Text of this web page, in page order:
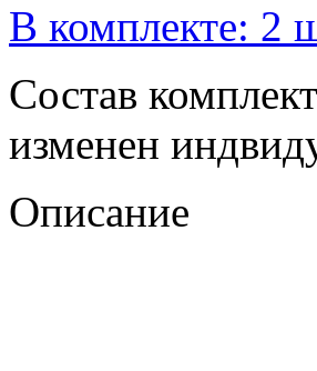
В комплекте: 2
Состав
изменен
Описание